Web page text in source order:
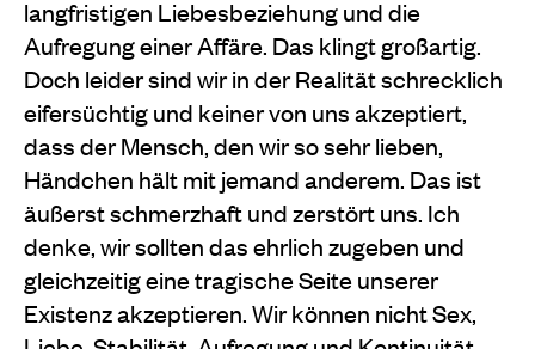
langfristigen Liebesbeziehung und die
Aufregung einer Affäre. Das klingt großartig.
Doch leider sind wir in der Realität schrecklich
eifersüchtig und keiner von uns akzeptiert,
dass der Mensch, den wir so sehr lieben,
Händchen hält mit jemand anderem. Das ist
äußerst schmerzhaft und zerstört uns. Ich
denke, wir sollten das ehrlich zugeben und
gleichzeitig eine tragische Seite unserer
Existenz akzeptieren. Wir können nicht Sex,